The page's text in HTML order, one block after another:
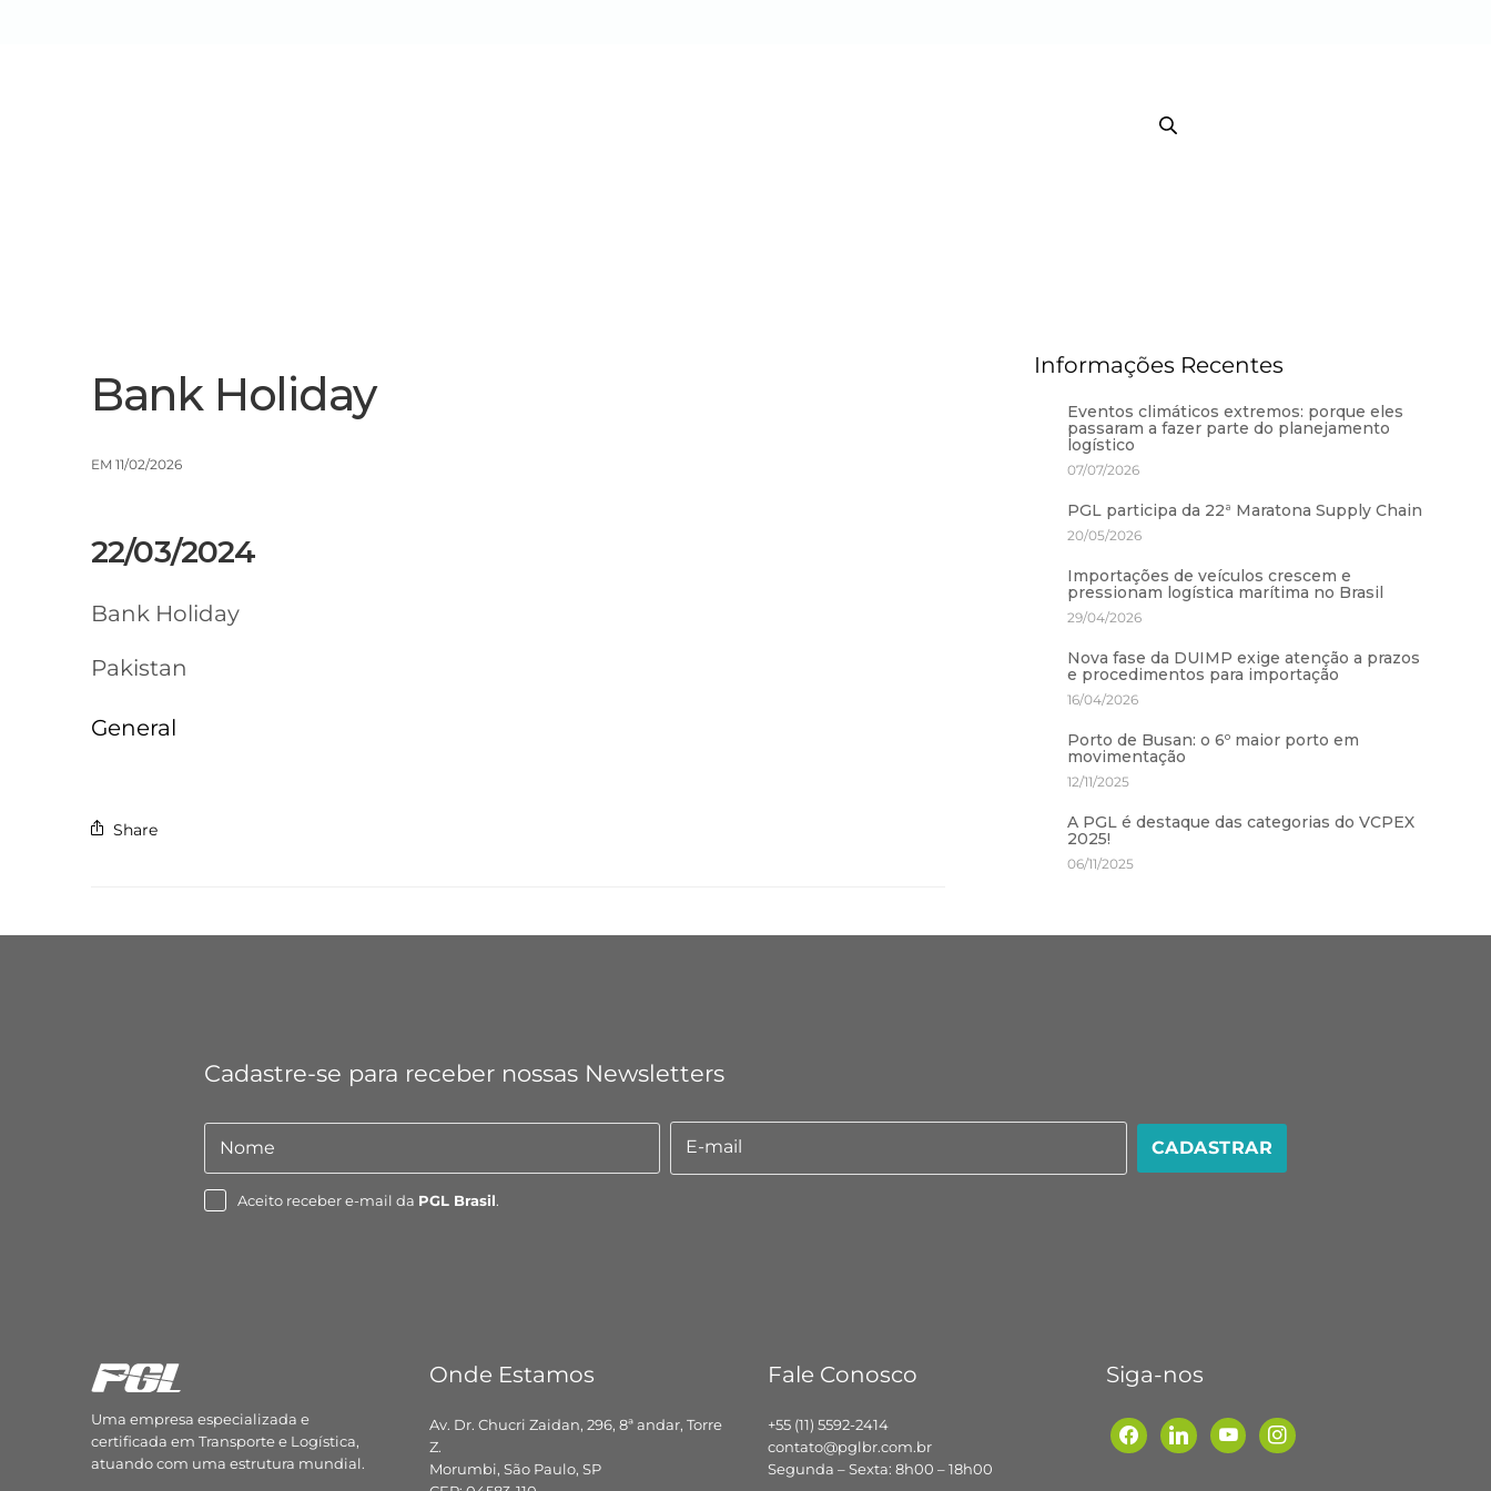
Bank Holiday
EM 11/02/2026
22/03/2024
Bank Holiday
Pakistan
General
Share
Informações Recentes
Eventos climáticos extremos: porque eles
passaram a fazer parte do planejamento
logístico
07/07/2026
PGL participa da 22ª Maratona Supply Chain
20/05/2026
Importações de veículos crescem e
pressionam logística marítima no Brasil
29/04/2026
Nova fase da DUIMP exige atenção a prazos
e procedimentos para importação
16/04/2026
Porto de Busan: o 6º maior porto em
movimentação
12/11/2025
A PGL é destaque das categorias do VCPEX
2025!
06/11/2025
Cadastre-se para receber nossas Newsletters
Nome
Nome
mail
E-mail CADASTRAR
Aceito receber e-mail da PGL Brasil.
Uma empresa especializada e
certificada em Transporte e Logística,
atuando com uma estrutura mundial.
Onde Estamos
Av. Dr. Chucri Zaidan, 296, 8ª andar, Torre
Z.
Morumbi, São Paulo, SP
Fale Conosco
+55 (11) 5592-2414
contato@pglbr.com.br
Segunda – Sexta: 8h00 – 18h00
Siga-nos